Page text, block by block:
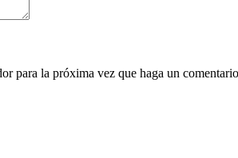
para la próxima vez que haga un